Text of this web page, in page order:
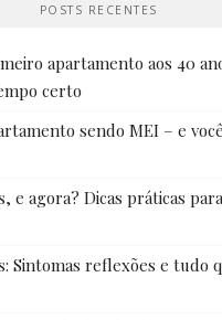
POSTS RECENTES
apartamento aos 40
certo
sendo MEI – e
e agora? Dicas práticas
Sintomas reflexões e tudo